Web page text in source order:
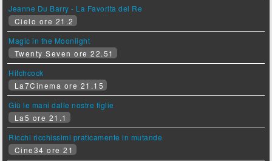
Jeanne Du Barry - La Favorita del Re
Cielo ore 21.2
Magic in the Moonlight
Twenty Seven ore 22.51
Hitchcock
La7Cinema ore 21.15
Giù le mani dalle nostre figlie
La5 ore 21.1
Ricchi ricchissimi praticamente in mutande
Cine34 ore 21